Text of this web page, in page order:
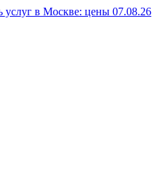
услуг в Москве: цены 07.08.26